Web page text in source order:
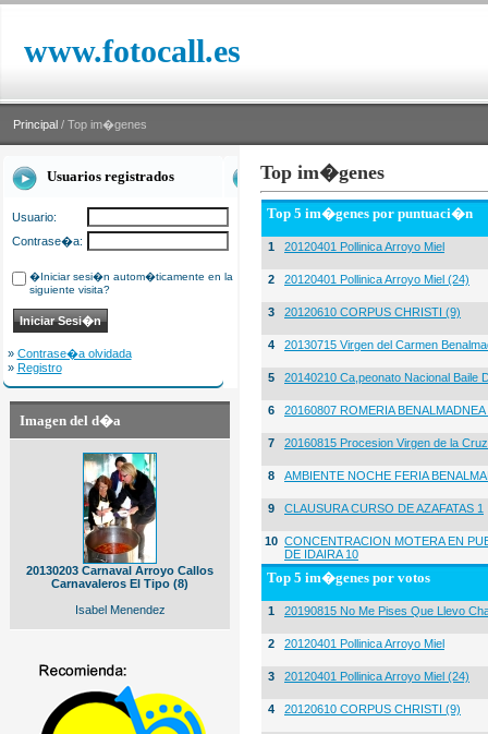
www.fotocall.es
Principal / Top im�genes
Usuarios registrados
Usuario:
Contrase�a:
�Iniciar sesi�n autom�ticamente en la
siguiente visita?
» Contrase�a olvidada
» Registro
Imagen del d�a
20130203 Carnaval Arroyo Callos
Carnavaleros El Tipo (8)
Isabel Menendez
Top im�genes
Top 5 im�genes por puntuaci�n
1 20120401 Pollinica Arroyo Miel
2 20120401 Pollinica Arroyo Miel (24)
3 20120610 CORPUS CHRISTI (9)
4 20130715 Virgen del Carmen
5 20140210 Ca,peonato Nacional Baile
6 20160807 ROMERIA
7 20160815 Procesion Virgen de la
8 AMBIENTE NOCHE FERIA
9 CLAUSURA CURSO DE AZAFATAS 1
10 CONCENTRACION MOTERA EN
DE IDAIRA 10
Top 5 im�genes por votos
1 20190815 No Me Pises Que Llevo
2 20120401 Pollinica Arroyo Miel
3 20120401 Pollinica Arroyo Miel (24)
4 20120610 CORPUS CHRISTI (9)